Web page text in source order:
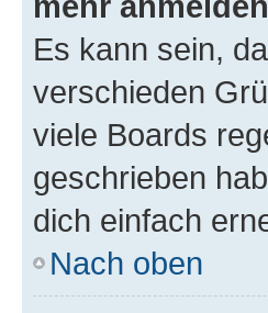
Es kann sein,
verschieden
viele Boards
geschrieben
dich einfach
Nach oben